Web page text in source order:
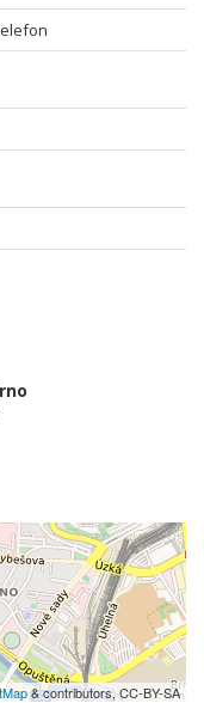
& contributors, CC-BY-SA